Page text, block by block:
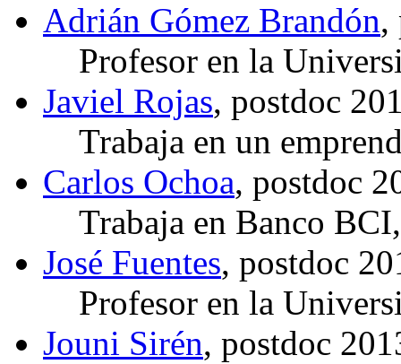
Adrián Gómez Brandón,
Profesor en la
Javiel Rojas, postdoc
Trabaja en un
Carlos Ochoa, postdoc
Trabaja en Banco
José Fuentes, postdoc
Profesor en la
Jouni Sirén, postdoc